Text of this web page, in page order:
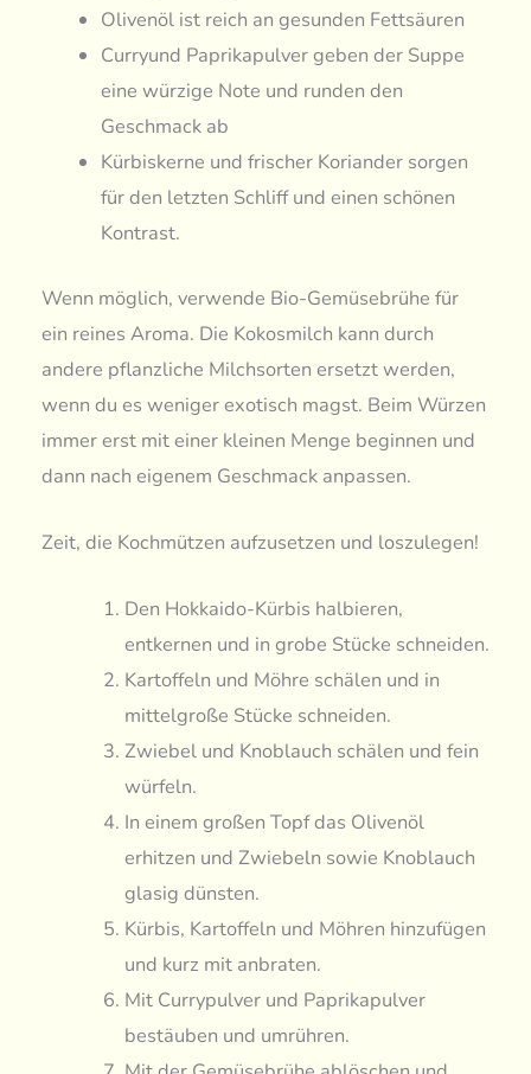
Olivenöl ist reich an gesunden Fettsäuren
Curryund Paprikapulver geben der Suppe
eine würzige Note und runden den
Geschmack ab
Kürbiskerne und frischer Koriander sorgen
für den letzten Schliff und einen schönen
Kontrast.
Wenn möglich, verwende Bio-Gemüsebrühe für
ein reines Aroma. Die Kokosmilch kann durch
andere pflanzliche Milchsorten ersetzt werden,
wenn du es weniger exotisch magst. Beim Würzen
immer erst mit einer kleinen Menge beginnen und
dann nach eigenem Geschmack anpassen.
Zeit, die Kochmützen aufzusetzen und loszulegen!
Den Hokkaido-Kürbis halbieren,
entkernen und in grobe Stücke schneiden.
Kartoffeln und Möhre schälen und in
mittelgroße Stücke schneiden.
Zwiebel und Knoblauch schälen und fein
würfeln.
In einem großen Topf das Olivenöl
erhitzen und Zwiebeln sowie Knoblauch
glasig dünsten.
Kürbis, Kartoffeln und Möhren hinzufügen
und kurz mit anbraten.
Mit Currypulver und Paprikapulver
bestäuben und umrühren.